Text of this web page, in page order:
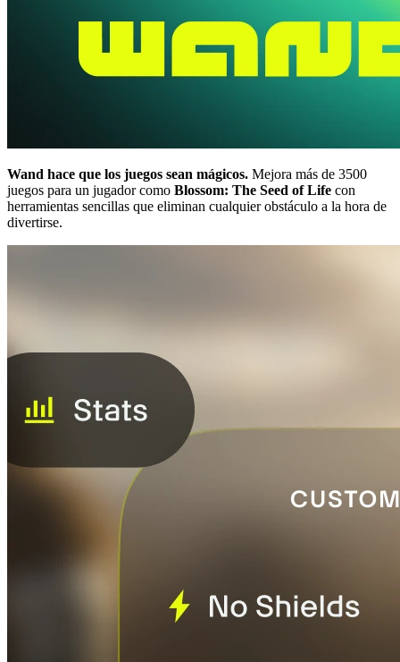
Wand hace que los juegos sean mágicos. Mejora más de 3500
juegos para un jugador como Blossom: The Seed of Life con
herramientas sencillas que eliminan cualquier obstáculo a la hora de
divertirse.